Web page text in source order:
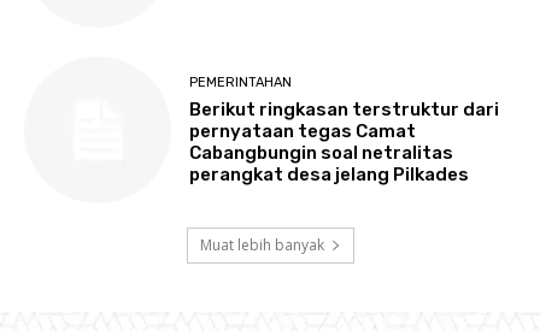
PEMERINTAHAN
Berikut ringkasan terstruktur dari
pernyataan tegas Camat
Cabangbungin soal netralitas
perangkat desa jelang Pilkades
Muat lebih banyak